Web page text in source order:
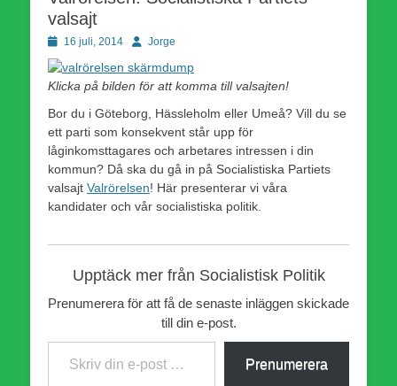
valsajt
Publicerad
den
16 juli, 2014 Författare
Jorge
Klicka på bilden för att komma till valsajten!
Bor du i Göteborg, Hässleholm eller Umeå? Vill du se
ett parti som konsekvent står upp för
låginkomsttagares och arbetares intressen i din
kommun? Då ska du gå in på Socialistiska Partiets
valsajt Valrörelsen! Här presenterar vi våra
kandidater och vår socialistiska politik.
Upptäck mer från Socialistisk Politik
Prenumerera för att få de senaste inläggen skickade
till din e-post.
Skriv din e-post …
Prenumerera